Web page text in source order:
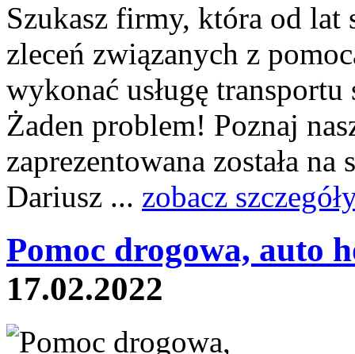
Szukasz firmy, która od
zleceń związanych z
wykonać usługę
Żaden problem! Poznaj
zaprezentowana została
Dariusz ... zobacz
Pomoc drogowa, auto
17.02.2022